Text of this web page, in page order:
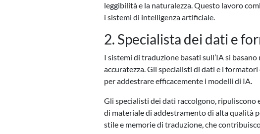
leggibilità e la naturalezza. Questo lavoro
i sistemi di intelligenza artificiale.
2. Specialista dei dati e
I sistemi di traduzione basati sull’IA si
accuratezza. Gli specialisti di dati e i
per addestrare efficacemente i modelli di IA.
Gli specialisti dei dati raccolgono,
di materiale di addestramento di alta qualità
stile e memorie di traduzione, che